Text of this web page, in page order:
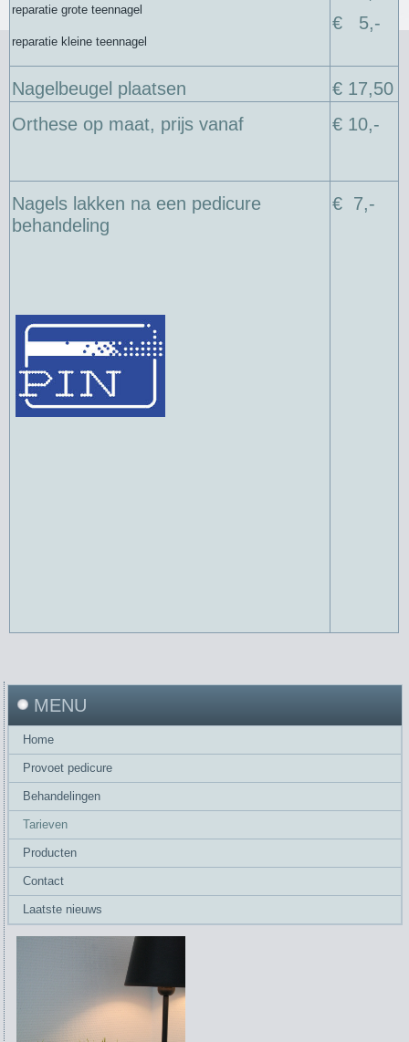
reparatie grote teennagel
reparatie kleine teennagel
€ 5,-
Nagelbeugel plaatsen
€ 17,50
Orthese op maat, prijs vanaf
€ 10,-
Nagels lakken na een pedicure
behandeling
€ 7,-
MENU
Home
Provoet pedicure
Behandelingen
Tarieven
Producten
Contact
Laatste nieuws